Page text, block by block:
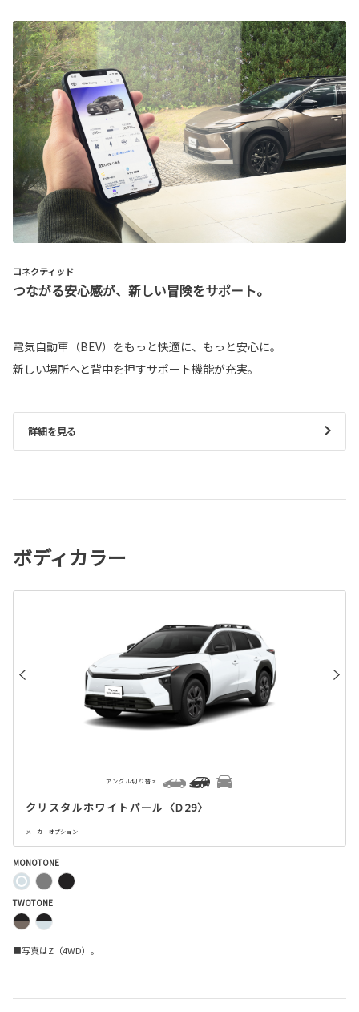
コネクティッド
つながる安心感が、新しい冒険をサポート。
電気自動車（BEV）をもっと快適に、もっと安心に。
新しい場所へと背中を押すサポート機能が充実。
詳細を見る
ボディカラー
クリスタルホワイトパール〈D29〉
メーカーオプション
アングル切り替え
MONOTONE
TWOTONE
■写真はZ（4WD）。